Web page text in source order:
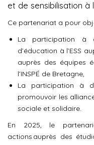
et de sensibilisation à
Ce partenariat a pour
La participation à
d’éducation à l’ESS
auprès des équipes
l’INSPÉ de Bretagne,
La participation à
promouvoir les
sociale et solidaire.
En 2025, le
actions auprès des